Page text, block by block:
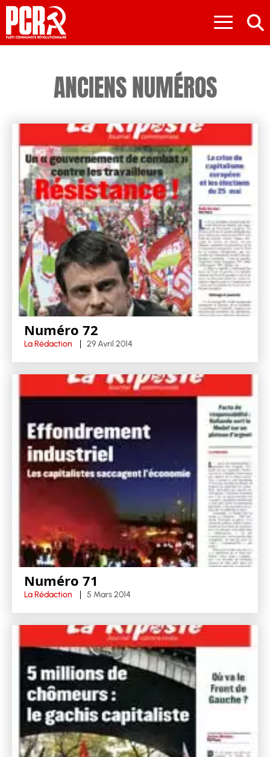
≡
ANCIENS NUMÉROS
Numéro 72
La Rédaction 29 Avril 2014
Numéro 71
La Rédaction 5 Mars 2014